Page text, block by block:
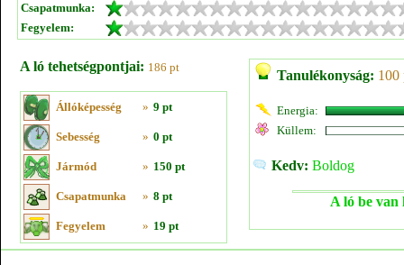
Csapatmunka:
Fegyelem:
A ló tehetségpontjai: 186 pt
Állóképesség » 9 pt
Sebesség » 0 pt
Jármód » 150 pt
Csapatmunka » 8 pt
Fegyelem » 19 pt
Tanulékonyság: 100
Energia:
Küllem:
Kedv: Boldog
A ló be van